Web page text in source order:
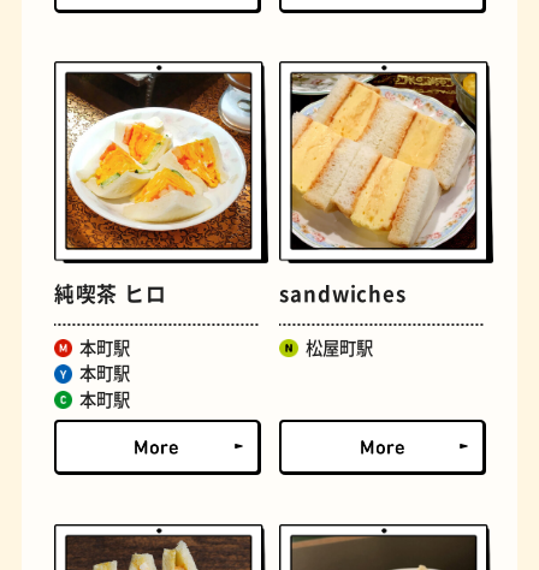
ジューススタンド たまごサンド
文房具 おにぎり
純喫茶 ヒロ
本町駅
本町駅
本町駅
sandwiches
松屋町駅